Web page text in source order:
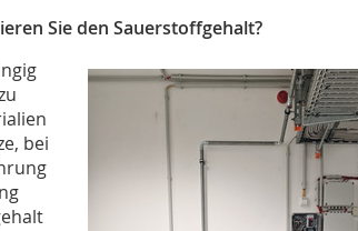
Sie den Sauerstoffgehalt?
bei